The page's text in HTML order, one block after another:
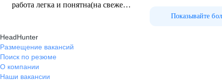
работа легка и понятна(на свежем
Показывайте
HeadHunter
Размещение вакансий
Поиск по резюме
О компании
Наши вакансии